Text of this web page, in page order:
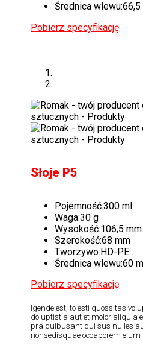
Średnica wlewu:66,5
Pobierz specyfikację
Słoje P5
Pojemność:300 ml
Waga:30 g
Wysokość:106,5 mm
Szerokość:68 mm
Tworzywo:HD-PE
Średnica wlewu:60
Pobierz specyfikację
Igendelest, to esti quossitas
doluptistia aut et molor aliquia
pra quibusant qui sus nulles
nonsedisquae occaborem eium